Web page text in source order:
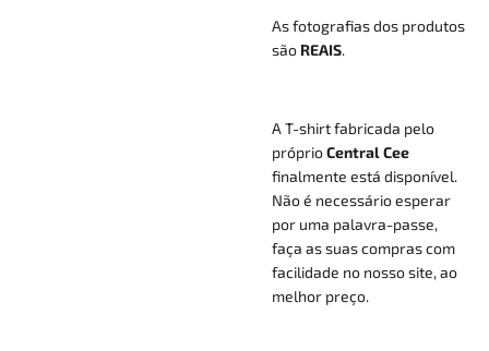
As fotografias dos produtos
são REAIS.
A T-shirt fabricada pelo
próprioCentral Cee
finalmente está disponível.
Não é necessário esperar
por uma palavra-passe,
faça as suas compras com
facilidade no nosso site, ao
melhor preço.